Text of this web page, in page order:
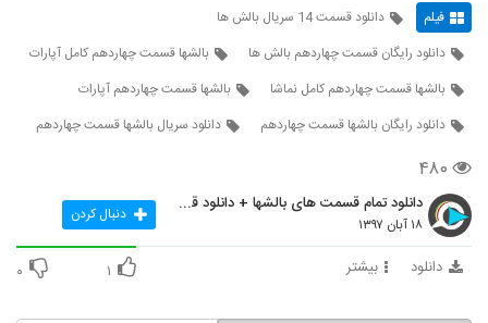
فیلم
دانلود قسمت 14 سریال بالش ها
دانلود رایگان قسمت چهاردهم بالش ها
بالشها قسمت چهاردهم کامل آپارات
بالشها قسمت چهاردهم کامل نماشا
بالشها قسمت چهاردهم آپارات
دانلود رایگان بالشها قسمت چهاردهم
دانلود سریال بالشها قسمت چهاردهم
۴۸۰
دانلود تمام قسمت های بالشها + دانلود قسمت 14 چهارد
۱۸ آبان ۱۳۹۷ دنبال کردن
دانلود بیشتر ۱ ۰